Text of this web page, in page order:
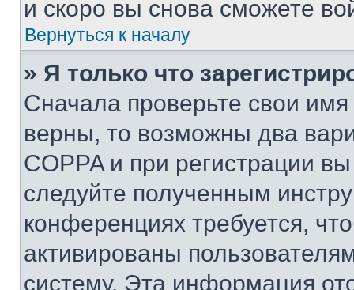
и скоро вы снова сможете
Вернуться к началу
» Я только что
Сначала проверьте свои
верны, то возможны два
COPPA и при регистрации
следуйте полученным
конференциях требуется,
активированы
систему. Эта информация